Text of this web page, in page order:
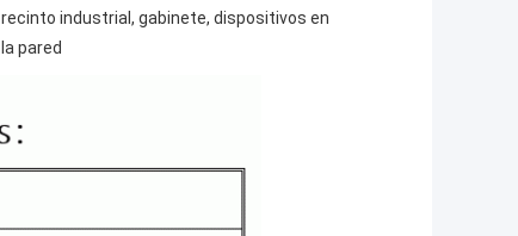
recinto industrial, gabinete, dispositivos en
la pared